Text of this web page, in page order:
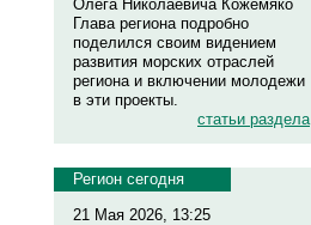
Олега Николаевича Кожемяко
Глава региона подробно
поделился своим видением
развития морских отраслей
региона и включении молодежи
в эти проекты.
статьи раздела
Регион сегодня
21 Мая 2026, 13:25